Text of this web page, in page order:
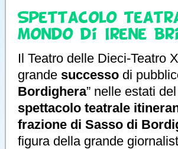
Spettacolo
mondo di Irene
Il Teatro delle Dieci-Teatro
grande successo di
Bordighera” nelle estati
spettacolo teatrale
frazione di Sasso di
figura della grande